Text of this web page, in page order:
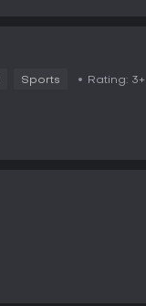
Sports Rating: 3+